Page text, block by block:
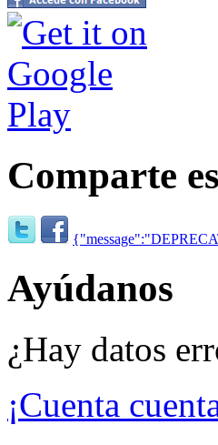
Comparte
Ayúdanos
¿Hay datos
¡Cuenta